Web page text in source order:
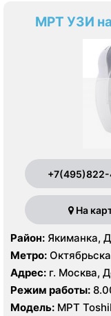
МРТ УЗИ
На
Район: Якиманка,
Метро:
Адрес: г. Москва,
Режим работы:
Модель: МРТ